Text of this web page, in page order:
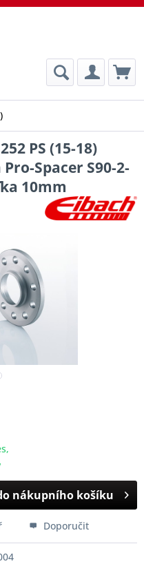
PS (15-18)
Spacer S90-2-
10mm
nákupního košíku
Doporučit